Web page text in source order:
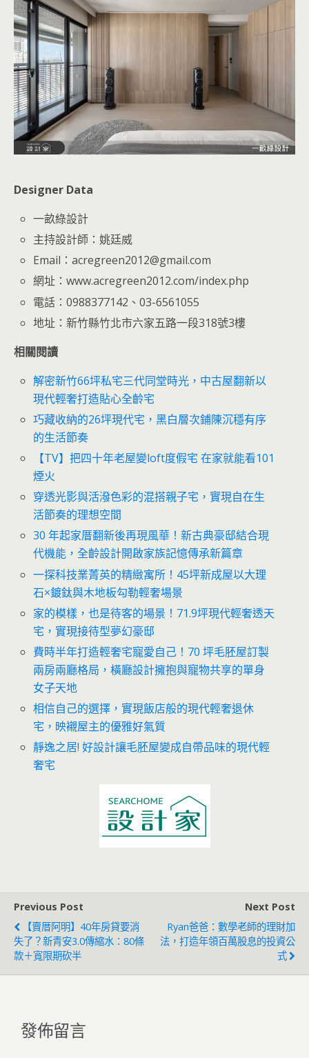
Designer Data
一畝綠設計
主持設計師：姚廷威
Email：acregreen2012@gmail.com
網址：www.acregreen2012.com/index.php
電話：0988377142、03-6561055
地址：新竹縣竹北市六家五路一段318號3樓
相關閱讀
解密新竹66坪私宅三代同堂時光，中古屋翻新以
現代輕奢打造貼心全齡宅
巧藏收納的26坪現代宅，黑白層次鋪陳沉穩有序
的生活節奏
【TV】把四十年老屋變loft度假宅 在家就能看101
煙火
穿透光影與活潑色彩的混搭親子宅，實現自在生
活節奏的理想空間
30 年起家厝翻新後再現風華！新古典豪邸結合現
代機能，全齡設計開啟家族記憶傳承新篇章
一探科技業菁英的精緻寓所！45坪新成屋以大理
石×鍍鈦與木地板勾勒輕奢場景
家的模樣，也是待客的場景！71.9坪現代輕奢透天
宅，實現接待型夢幻豪邸
費時半年打造輕奢宅寵愛自己！70 坪毛胚屋訂製
兩房兩廳格局，橫廳設計擁抱與寵物共享的單身
女子天地
相信自己的選擇，實現飯店般的現代輕奢退休
宅，映襯屋主的優雅好氣質
靜逸之居! 好設計讓毛胚屋變成自帶品味的現代輕
奢宅
Previous Post
【賣厝阿明】40年房貸要消
失了？新青安3.0傳縮水：80條
款＋寬限期砍半
Next Post
Ryan爸爸：數學老師的理財加
法，打造年領百萬股息的投資公
式
發佈留言